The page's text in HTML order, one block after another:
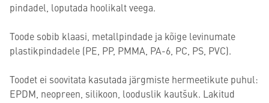
pindadel, loputada hoolikalt veega.
Toode sobib klaasi, metallpindade ja kõige levinumate
plastikpindadele (PE, PP, PMMA, PA-6, PC, PS, PVC).
Toodet ei soovitata kasutada järgmiste hermeetikute puhul:
EPDM, neopreen, silikoon, looduslik kautšuk. Lakitud